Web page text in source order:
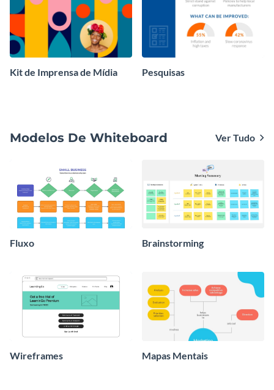
Kit de Imprensa de Mídia Pesquisas
Modelos De Whiteboard Ver Tudo
Fluxo Brainstorming
Wireframes Mapas Mentais